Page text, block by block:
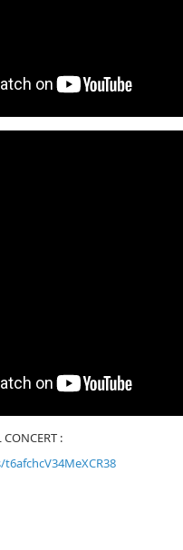
CONCERT :